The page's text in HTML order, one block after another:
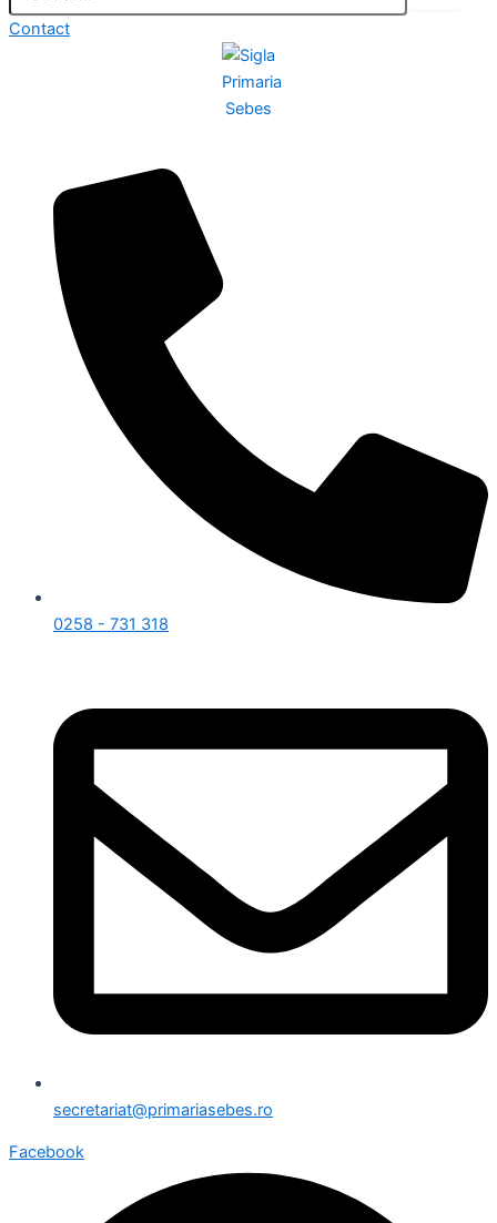
Contact
0258 - 731 318
secretariat@primariasebes.ro
Facebook